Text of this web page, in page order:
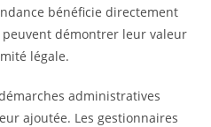
bénéficie directement
démontrer leur valeur
légale.
administratives
ajoutée. Les gestionnaires